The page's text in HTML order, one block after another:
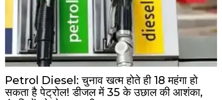
Petrol Diesel: चुनाव खत्म होते ही ₹18 महंगा हो
सकता है पेट्रोल! डीजल में ₹35 के उछाल की आशंका,